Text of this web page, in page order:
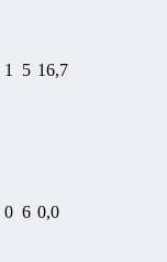
1 5 16,7
0 6 0,0